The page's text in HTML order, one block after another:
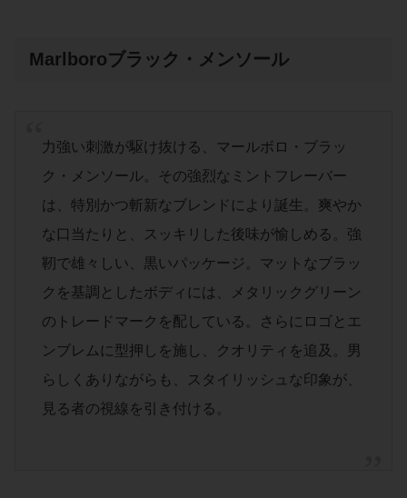
Marlboroブラック・メンソール
力強い刺激が駆け抜ける、マールボロ・ブラッ
ク・メンソール。その強烈なミントフレーバー
は、特別かつ斬新なブレンドにより誕生。爽やか
な口当たりと、スッキリした後味が愉しめる。強
靭で雄々しい、黒いパッケージ。マットなブラッ
クを基調としたボディには、メタリックグリーン
のトレードマークを配している。さらにロゴとエ
ンブレムに型押しを施し、クオリティを追及。男
らしくありながらも、スタイリッシュな印象が、
見る者の視線を引き付ける。